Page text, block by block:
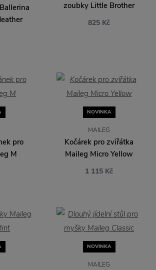
zoubky Little Brother
825 Kč
pro
M
NOVINKA
MAILEG
Kočárek pro zvířátka
Maileg Micro Yellow
1 115 Kč
NOVINKA
MAILEG